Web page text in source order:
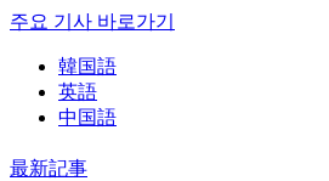
주요 기사 바로가기
韓国語
英語
中国語
最新記事